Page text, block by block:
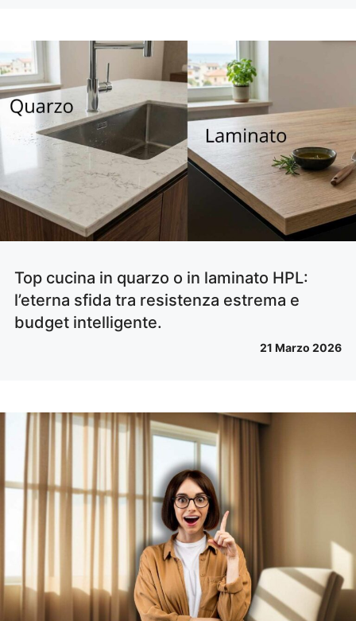
Top cucina in quarzo o in laminato HPL:
l’eterna sfida tra resistenza estrema e
budget intelligente.
21 Marzo 2026